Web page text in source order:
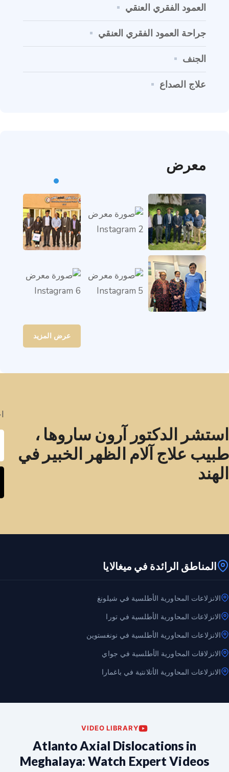
العمود الفقري العنقي
جراحة العمود الفقري العنقي
الجنف
علاج الصداع
معرض
عرض المزيد
استشر الدكتور آرون ساروها ،
طبيب علاج آلام الظهر الخبير في
الهند
المناطق الرائدة في ميغالايا
الانزلاعات المحاورية الأطلسية في شيلونغ
الانزلاعات المحاورية الأطلسية في تورا
الانزلاعات المحاورية الأطلسية في نونغستوين
الانزلاقات المحاورية الأطلسية في جواي
الانزلاعات المحاورية الأتلانتية في باغمارا
VIDEO LIBRARY
Atlanto Axial Dislocations in
Meghalaya: Watch Expert Videos